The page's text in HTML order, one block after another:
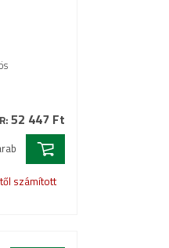
52 447 Ft
számított